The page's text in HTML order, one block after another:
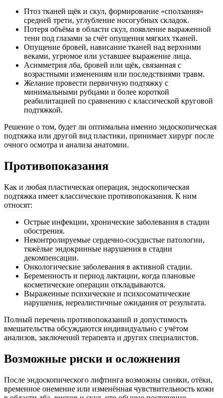
Птоз тканей щёк и скул, формирование «сползания»
средней трети, углубление носогубных складок.​
Потеря объёма в области скул, появление выраженной
тени под глазами за счёт опущения мягких тканей.​
Опущение бровей, нависание тканей над верхними
веками, угрюмое или уставшее выражение лица.​
Асимметрия лба, бровей или щёк, связанная с
возрастными изменениям или последствиями травм.​
Желание провести первичную подтяжку с
минимальными рубцами и более короткой
реабилитацией по сравнению с классической круговой
подтяжкой.​
Решение о том, будет ли оптимальна именно эндоскопическая
подтяжка или другой вид пластики, принимает хирург после
очного осмотра и анализа анатомии.​
Противопоказания
Как и любая пластическая операция, эндоскопическая
подтяжка имеет классические противопоказания. К ним
относят:
Острые инфекции, хронические заболевания в стадии
обострения.​
Неконтролируемые сердечно-сосудистые патологии,
тяжёлые эндокринные нарушения в стадии
декомпенсации.​
Онкологические заболевания в активной стадии.​
Беременность и период лактации, когда плановые
косметические операции откладываются.​
Выраженные психические и психосоматические
нарушения, нереалистичные ожидания от результата.​
Полный перечень противопоказаний и допустимость
вмешательства обсуждаются индивидуально с учётом
анализов, заключений терапевта и других специалистов.​
Возможные риски и осложнения
После эндоскопического лифтинга возможны синяки, отёки,
временное онемение или изменённая чувствительность кожи